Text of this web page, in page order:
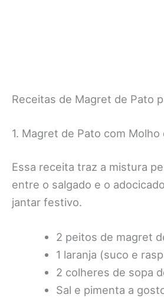
Receitas de Magret de Pato
1. Magret de Pato com Molho
Essa receita traz a mistura
entre o salgado e o
jantar festivo.
2 peitos de magret
1 laranja (suco e
2 colheres de sopa
Sal e pimenta a